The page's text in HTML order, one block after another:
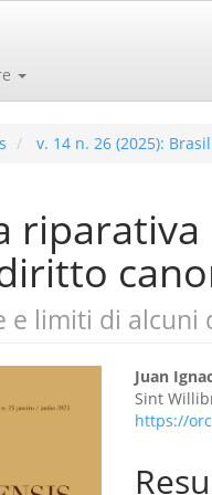
v. 14 n. 26 (2025):
e limiti di
do
Juan
Sint
https://